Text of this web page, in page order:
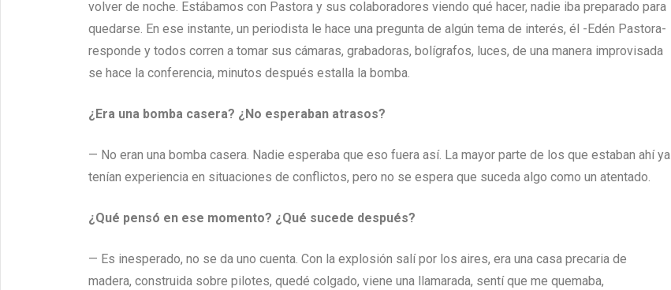
volver de noche. Estábamos con Pastora y sus colaboradores viendo qué hacer, nadie iba preparado para
quedarse. En ese instante, un periodista le hace una pregunta de algún tema de interés, él -Edén Pastora-
responde y todos corren a tomar sus cámaras, grabadoras, bolígrafos, luces, de una manera improvisada
se hace la conferencia, minutos después estalla la bomba.
¿Era una bomba casera? ¿No esperaban atrasos?
— No eran una bomba casera. Nadie esperaba que eso fuera así. La mayor parte de los que estaban ahí ya
tenían experiencia en situaciones de conflictos, pero no se espera que suceda algo como un atentado.
¿Qué pensó en ese momento? ¿Qué sucede después?
— Es inesperado, no se da uno cuenta. Con la explosión salí por los aires, era una casa precaria de
madera, construida sobre pilotes, quedé colgado, viene una llamarada, sentí que me quemaba,